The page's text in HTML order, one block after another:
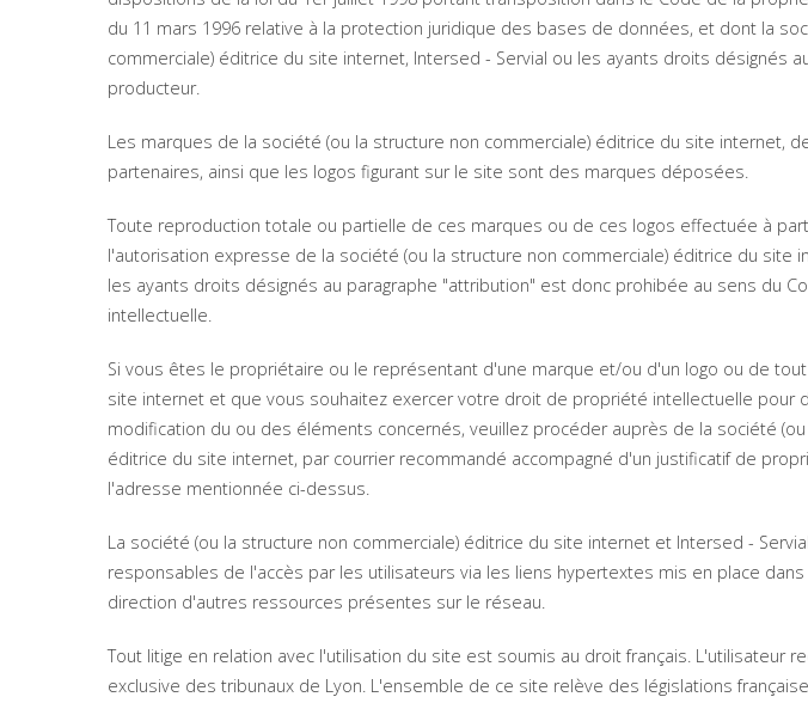
du 11 mars 1996 relative à la protection juridique des bases de données, et dont la
commerciale) éditrice du site internet, Intersed - Servial ou les ayants droits désignés
producteur.
Les marques de la société (ou la structure non commerciale) éditrice du site internet,
partenaires, ainsi que les logos figurant sur le site sont des marques déposées.
Toute reproduction totale ou partielle de ces marques ou de ces logos effectuée à
l'autorisation expresse de la société (ou la structure non commerciale) éditrice du site
les ayants droits désignés au paragraphe "attribution" est donc prohibée au sens du
intellectuelle.
Si vous êtes le propriétaire ou le représentant d'une marque et/ou d'un logo ou de
site internet et que vous souhaitez exercer votre droit de propriété intellectuelle pour
modification du ou des éléments concernés, veuillez procéder auprès de la société
éditrice du site internet, par courrier recommandé accompagné d'un justificatif de
l'adresse mentionnée ci-dessus.
La société (ou la structure non commerciale) éditrice du site internet et Intersed -
responsables de l'accès par les utilisateurs via les liens hypertextes mis en place
direction d'autres ressources présentes sur le réseau.
Tout litige en relation avec l'utilisation du site est soumis au droit français. L'utilisateur
exclusive des tribunaux de Lyon. L'ensemble de ce site relève des législations